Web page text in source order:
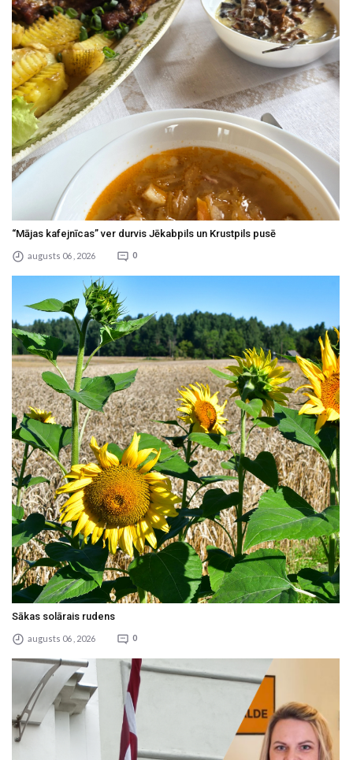
“Mājas kafejnīcas” ver durvis Jēkabpils un Krustpils pusē
augusts 06 , 2026 0
Sākas solārais rudens
augusts 06 , 2026 0